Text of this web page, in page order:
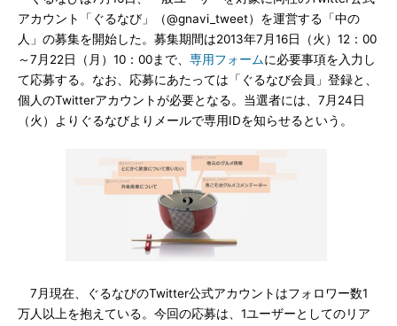
アカウント「ぐるなび」（@gnavi_tweet）を運営する「中の
人」の募集を開始した。募集期間は2013年7月16日（火）12：00
～7月22日（月）10：00まで、 専用フォームに必要事項を入力し
て応募する。なお、応募にあたっては「ぐるなび会員」登録と、
個人のTwitterアカウントが必要となる。当選者には、7月24日
（火）よりぐるなびよりメールで専用IDを知らせるという。
7月現在、ぐるなびのTwitter公式アカウントはフォロワー数1
万人以上を抱えている。今回の応募は、1ユーザーとしてのリア